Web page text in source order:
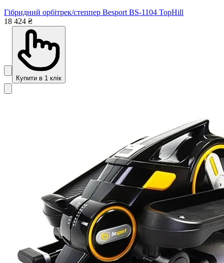
Гібридний орбітрек/степпер Besport BS-1104 TopHill
18 424 ₴
Купити в 1 клік